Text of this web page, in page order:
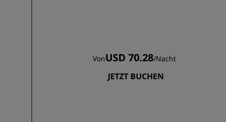
VonUSD 70.28/Nacht
JETZT BUCHEN